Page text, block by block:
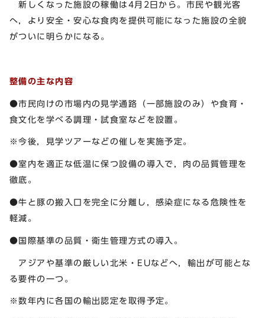
新しくなった施設の稼働は4月2日から。市民や観光客
へ，より安全・安心な食肉を提供可能になった施設の全貌
がついに明らかになる。
整備の主な内容
●市民向けの市場内の見学通路（一部施設のみ）や食育・
食文化を学べる調理・試食室などを設置。
※今後，見学ツアーなどの催しを実施予定。
●室内を適正な低温に保つ設備の導入で，肉の品質管理を
徹底。
●牛と豚の搬入口を完全に分離し，感染症になる危険性を
軽減。
●国際基準の品質・衛生管理方式の導入。
アジアや基準の厳しい北米・EUなどへ，輸出が可能とな
る要件の一つ。
※数年内に各国の輸出認定を取得予定。